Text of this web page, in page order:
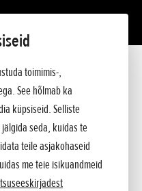
toimimis-,
See hõlmab ka
küpsiseid. Selliste
seda, kuidas te
teile asjakohaseid
me teie isikuandmeid
AEGA